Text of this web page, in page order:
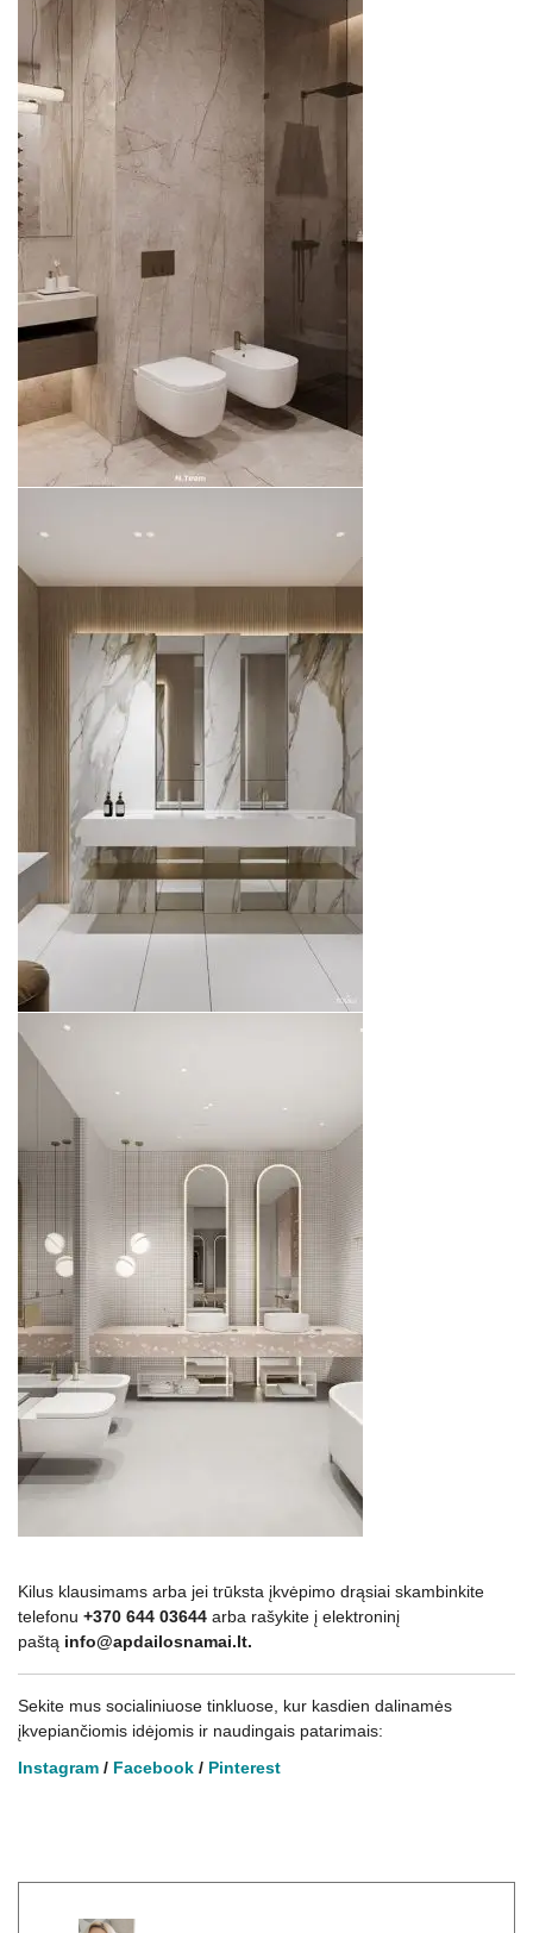
Kilus klausimams arba jei trūksta įkvėpimo drąsiai skambinkite
telefonu +370 644 03644 arba rašykite į elektroninį
paštą info@apdailosnamai.lt.
Sekite mus socialiniuose tinkluose, kur kasdien dalinamės
įkvepiančiomis idėjomis ir naudingais patarimais:
Instagram / Facebook / Pinterest